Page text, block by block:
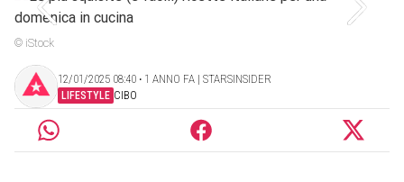
© iStock
12/01/2025 08:40 ‧ 1 ANNO FA | STARSINSIDER
LIFESTYLE CIBO